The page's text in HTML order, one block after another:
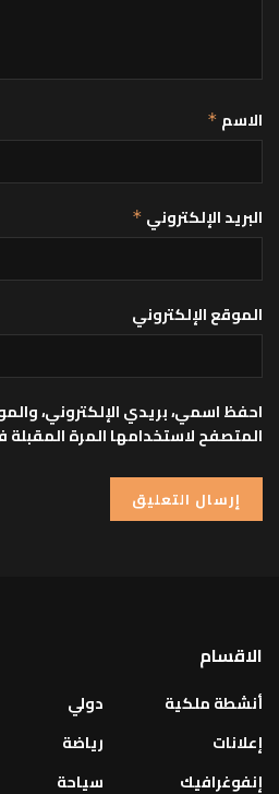
الاسم *
البريد الإلكتروني *
الموقع الإلكتروني
احفظ اسمي، بريدي الإلكتروني،
المتصفح لاستخدامها المرة
الاقسام
أنشطة ملكية
إعلانات
إنفوغرافيك
دولي
رياضة
سياحة